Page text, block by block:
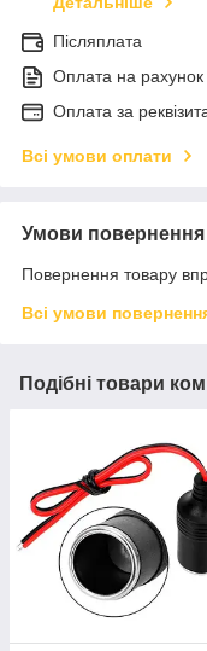
Післяплата
Оплата на рахунок
Оплата за
Всі умови оплати
Умови повернення
Повернення товару
Всі умови
Подібні товари